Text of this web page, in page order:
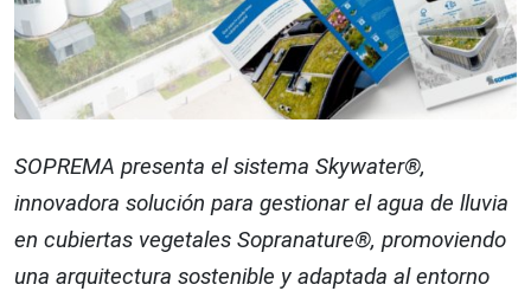
SOPREMA presenta el sistema Skywater®,
innovadora solución para gestionar el agua de lluvia
en cubiertas vegetales Sopranature®, promoviendo
una arquitectura sostenible y adaptada al entorno